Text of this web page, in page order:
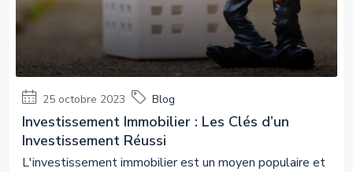
25 octobre 2023 Blog
Investissement Immobilier : Les Clés d’un
Investissement Réussi
L'investissement immobilier est un moyen populaire et